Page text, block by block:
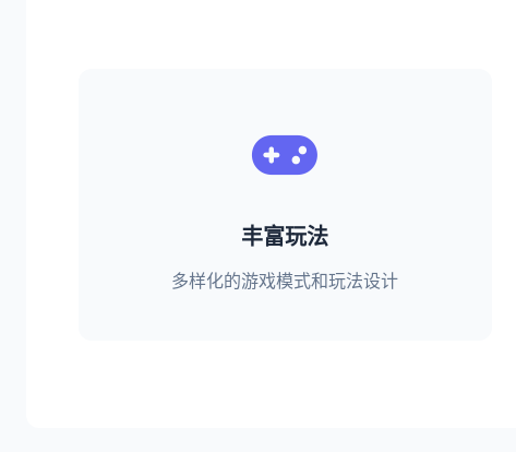
丰富玩法
多样化的游戏模式和玩法设计